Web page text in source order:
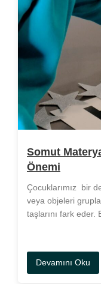
Somut
Önemi
Çocuklarımız bir
veya objeleri
taşlarını fark eder.
Devamını Oku